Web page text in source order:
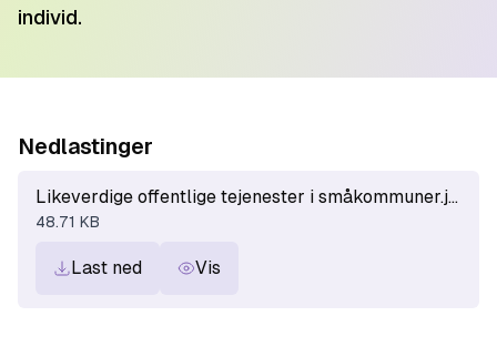
individ.
Nedlastinger
Likeverdige offentlige tejenester i småkommuner.jpg
48.71 KB
Last ned Vis